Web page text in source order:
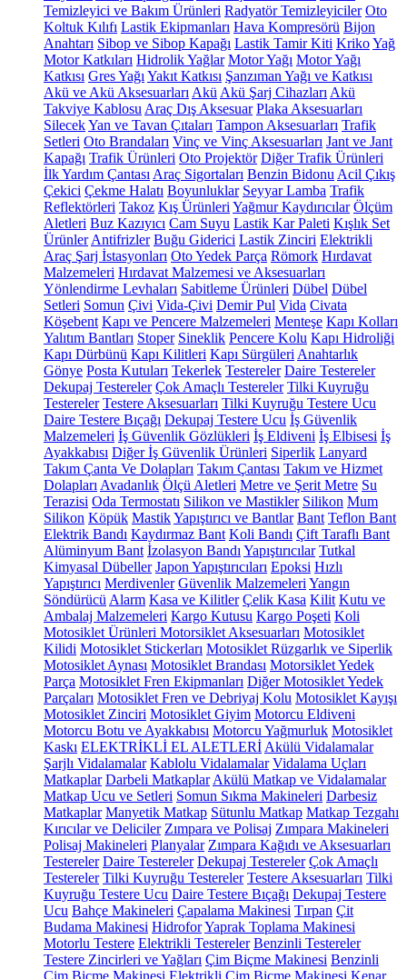
Temizleyici ve Bakım Ürünleri Radyatör Temizleyiciler Oto
Koltuk Kılıfı Lastik Ekipmanları Hava Kompresörü Bijon
Anahtarı Sibop ve Sibop Kapağı Lastik Tamir Kiti KrikoYağ
Motor Katkıları Hidrolik Yağlar Motor Yağı Motor Yağı
Katkısı Gres Yağı Yakıt Katkısı Şanzıman Yağı ve Katkısı
Akü ve Akü Aksesuarları Akü Akü Şarj Cihazları Akü
Takviye Kablosu Araç Dış Aksesuar Plaka Aksesuarları
SilecekYan ve Tavan Çıtaları Tampon Aksesuarları Trafik
Setleri Oto Brandaları Vinç ve Vinç Aksesuarları Jant ve Jant
Kapağı Trafik Ürünleri Oto Projektör Diğer Trafik Ürünleri
İlk Yardım Çantası Araç Sigortaları Benzin Bidonu Acil Çıkış
Çekici Çekme Halatı Boyunluklar Seyyar Lamba Trafik
Reflektörleri Takoz Kış Ürünleri Yağmur Kaydırıcılar Ölçüm
Aletleri Buz Kazıyıcı Cam Suyu Lastik Kar Paleti Kışlık Set
Ürünler Antifrizler Buğu Giderici Lastik Zinciri Elektrikli
Araç Şarj İstasyonları Oto Yedek Parça Römork Hırdavat
Malzemeleri Hırdavat Malzemesi ve Aksesuarları
Yönlendirme Levhaları Sabitleme Ürünleri Dübel Dübel
Setleri Somun Çivi Vida-Çivi Demir Pul Vida Civata
Köşebent Kapı ve Pencere Malzemeleri Menteşe Kapı Kolları
Yalıtım Bantları Stoper Sineklik Pencere Kolu Kapı Hidroliği
Kapı Dürbünü Kapı Kilitleri Kapı Sürgüleri Anahtarlık
Gönye Posta Kutuları Tekerlek Testereler Daire Testereler
Dekupaj Testereler Çok Amaçlı Testereler Tilki Kuyruğu
Testereler Testere Aksesuarları Tilki Kuyruğu Testere Ucu
Daire Testere Bıçağı Dekupaj Testere Ucu İş Güvenlik
Malzemeleri İş Güvenlik Gözlükleri İş Eldiveni İş Elbisesi İş
Ayakkabısı Diğer İş Güvenlik Ürünleri Siperlik Lanyard
Takım Çanta Ve Dolapları Takım Çantası Takım ve Hizmet
Dolapları Avadanlık Ölçü Aletleri Metre ve Şerit Metre Su
Terazisi Oda Termostatı Silikon ve Mastikler Silikon Mum
Silikon Köpük MastikYapıştırıcı ve Bantlar Bant Teflon Bant
Elektrik Bandı Kaydırmaz Bant Koli Bandı Çift Taraflı Bant
Alüminyum Bant İzolasyon Bandı Yapıştırıcılar Tutkal
Kimyasal Dübeller Japon Yapıştırıcıları Epoksi Hızlı
Yapıştırıcı Merdivenler Güvenlik Malzemeleri Yangın
Söndürücü Alarm Kasa ve Kilitler Çelik Kasa Kilit Kutu ve
Ambalaj Malzemeleri Kargo Kutusu Kargo Poşeti Koli
Motosiklet Ürünleri Motorsiklet Aksesuarları Motosiklet
Kilidi Motosiklet Stickerları Motosiklet Rüzgarlık ve Siperlik
Motosiklet Aynası Motosiklet Brandası Motorsiklet Yedek
Parça Motosiklet Fren Ekipmanları Diğer Motosiklet Yedek
Parçaları Motosiklet Fren ve Debriyaj Kolu Motosiklet Kayışı
Motosiklet Zinciri Motosiklet Giyim Motorcu Eldiveni
Motorcu Botu ve Ayakkabısı Motorcu Yağmurluk Motosiklet
Kaskı ELEKTRİKLİ EL ALETLERİ Akülü Vidalamalar
Şarjlı Vidalamalar Kablolu Vidalamalar Vidalama Uçları
Matkaplar Darbeli Matkaplar Akülü Matkap ve Vidalamalar
Matkap Ucu ve Setleri Somun Sıkma Makineleri Darbesiz
Matkaplar Manyetik Matkap Sütunlu Matkap Matkap Tezgahı
Kırıcılar ve Deliciler Zımpara ve Polisaj Zımpara Makineleri
Polisaj Makineleri Planyalar Zımpara Kağıdı ve Aksesuarları
Testereler Daire Testereler Dekupaj Testereler Çok Amaçlı
Testereler Tilki Kuyruğu Testereler Testere Aksesuarları Tilki
Kuyruğu Testere Ucu Daire Testere Bıçağı Dekupaj Testere
Ucu Bahçe Makineleri Çapalama Makinesi Tırpan Çit
Budama Makinesi HidroforYaprak Toplama Makinesi
Motorlu Testere Elektrikli Testereler Benzinli Testereler
Testere Zincirleri ve Yağları Çim Biçme Makinesi Benzinli
Çim Biçme Makinesi Elektrikli Çim Biçme Makinesi Kenar